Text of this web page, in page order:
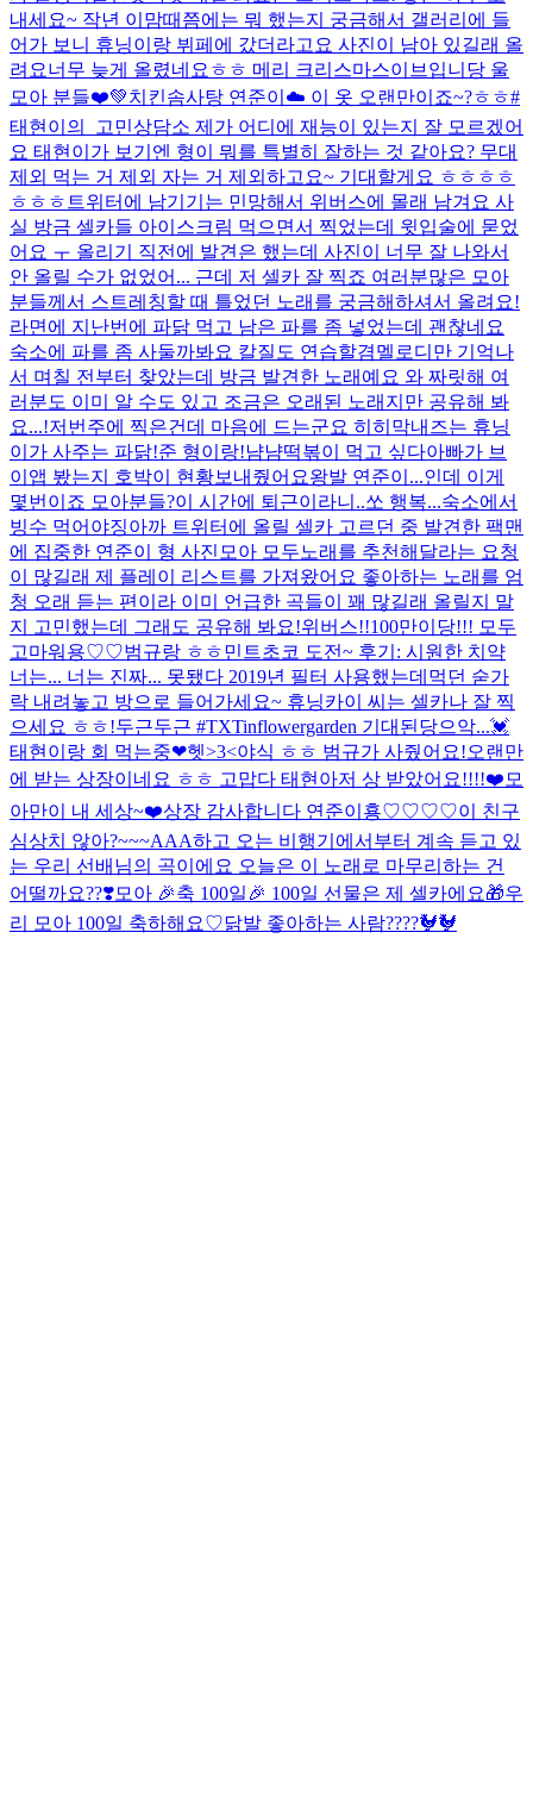
내세요~ 작년 이맘때쯤에는 뭐 했는지 궁금해서 갤러리에 들
어가 보니 휴닝이랑 뷔페에 갔더라고요 사진이 남아 있길래 올
려요너무 늦게 올렸네요ㅎㅎ 메리 크리스마스이브입니당 울
모아 분들❤️💚치킨솜사탕 연준이☁️ 이 옷 오랜만이죠~?ㅎㅎ#
태현이의_고민상담소 제가 어디에 재능이 있는지 잘 모르겠어
요 태현이가 보기엔 형이 뭐를 특별히 잘하는 것 같아요? 무대
제외 먹는 거 제외 자는 거 제외하고요~ 기대할게요 ㅎㅎㅎㅎ
ㅎㅎㅎ 트위터에 남기기는 민망해서 위버스에 몰래 남겨요 사
실 방금 셀카들 아이스크림 먹으면서 찍었는데 윗입술에 묻었
어요 ㅜ 올리기 직전에 발견은 했는데 사진이 너무 잘 나와서
안 올릴 수가 없었어... 근데 저 셀카 잘 찍죠 여러분많은 모아
분들께서 스트레칭할 때 틀었던 노래를 궁금해하셔서 올려요!
라면에 지난번에 파닭 먹고 남은 파를 좀 넣었는데 괜찮네요
숙소에 파를 좀 사둘까봐요 칼질도 연습할겸멜로디만 기억나
서 며칠 전부터 찾았는데 방금 발견한 노래예요 와 짜릿해 여
러분도 이미 알 수도 있고 조금은 오래된 노래지만 공유해 봐
요...!저번주에 찍은건데 마음에 드는군요 히히 막내즈는 휴닝
이가 사주는 파닭!준 형이랑!냠냠떡볶이 먹고 싶다아빠가 브
이앱 봤는지 호박이 현황보내줬어요왕발 연준이...인데 이게
몇번이죠 모아분들?이 시간에 퇴근이라니..쏘 행복...숙소에서
빙수 먹어야징아까 트위터에 올릴 셀카 고르던 중 발견한 팩맨
에 집중한 연준이 형 사진 모아 모두노래를 추천해달라는 요청
이 많길래 제 플레이 리스트를 가져왔어요 좋아하는 노래를 엄
청 오래 듣는 편이라 이미 언급한 곡들이 꽤 많길래 올릴지 말
지 고민했는데 그래도 공유해 봐요!위버스!!100만이당!!! 모두
고마워용♡♡범규랑 ㅎㅎ민트초코 도전~ 후기: 시원한 치약
너는... 너는 진짜... 못됐다 2019년 필터 사용했는데 먹던 숟가
락 내려놓고 방으로 들어가세요~ 휴닝카이 씨는 셀카나 잘 찍
으세요 ㅎㅎ!두근두근 #TXTinflowergarden 기대된당으악...💓
태현이랑 회 먹는중❤헷>3<야식 ㅎㅎ 범규가 사줬어요!오랜만
에 받는 상장이네요 ㅎㅎ 고맙다 태현아저 상 받았어요!!!!❤️ 모
아만이 내 세상~❤️상장 감사합니다 연준이횽♡♡♡♡이 친구
심상치 않아?~~~AAA하고 오는 비행기에서부터 계속 듣고 있
는 우리 선배님의 곡이에요 오늘은 이 노래로 마무리하는 건
어떨까요??❣️모아 🎉축 100일🎉 100일 선물은 제 셀카에요🎁우
리 모아 100일 축하해요♡닭발 좋아하는 사람????🐓🐓